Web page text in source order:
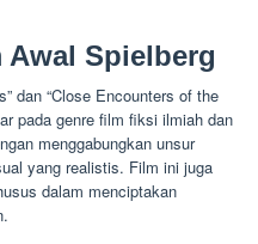
Spielberg
dan “Close Encounters of the
pada genre film fiksi ilmiah dan
menggabungkan unsur
yang realistis. Film ini juga
dalam menciptakan